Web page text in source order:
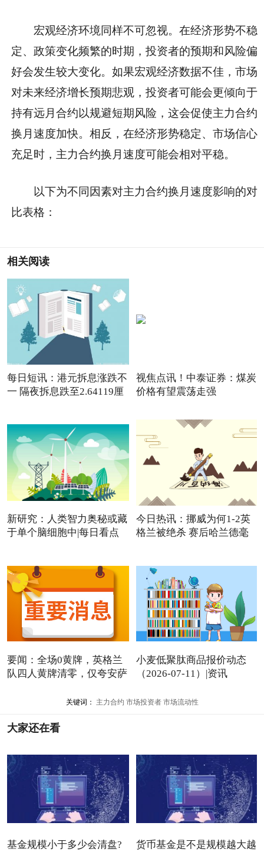
宏观经济环境同样不可忽视。在经济形势不稳
定、政策变化频繁的时期，投资者的预期和风险偏
好会发生较大变化。如果宏观经济数据不佳，市场
对未来经济增长预期悲观，投资者可能会更倾向于
持有远月合约以规避短期风险，这会促使主力合约
换月速度加快。相反，在经济形势稳定、市场信心
充足时，主力合约换月速度可能会相对平稳。
以下为不同因素对主力合约换月速度影响的对
比表格：
相关阅读
每日短讯：港元拆息涨跌不
一 隔夜拆息跌至2.64119厘
视焦点讯！中泰证券：煤炭
价格有望震荡走强
新研究：人类智力奥秘或藏
于单个脑细胞中|每日看点
今日热讯：挪威为何1-2英
格兰被绝杀 赛后哈兰德毫
要闻：全场0黄牌，英格兰
队四人黄牌清零，仅夸安萨
小麦低聚肽商品报价动态
（2026-07-11）|资讯
关键词： 主力合约 市场投资者 市场流动性
大家还在看
基金规模小于多少会清盘?
货币基金是不是规模越大越